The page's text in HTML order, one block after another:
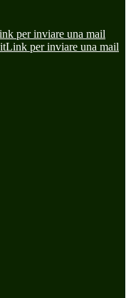
per inviare una mail
Link per inviare una mail